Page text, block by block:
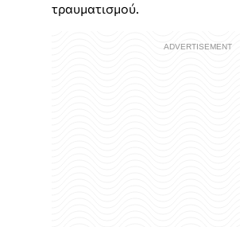
τραυματισμού.